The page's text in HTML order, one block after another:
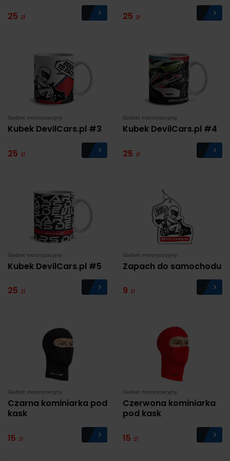
25 zł 25 zł
Gadżet motoryzacyjny
Kubek DevilCars.pl #3
25 zł
Gadżet motoryzacyjny
Kubek DevilCars.pl #4
25 zł
Gadżet motoryzacyjny
Kubek DevilCars.pl #5
25 zł
Gadżet motoryzacyjny
Zapach do samochodu
9 zł
Gadżet motoryzacyjny
Czarna kominiarka pod
kask
15 zł
Gadżet motoryzacyjny
Czerwona kominiarka
pod kask
15 zł